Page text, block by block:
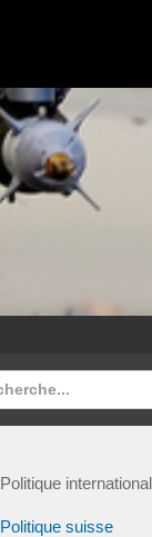
Politique
Politique suisse